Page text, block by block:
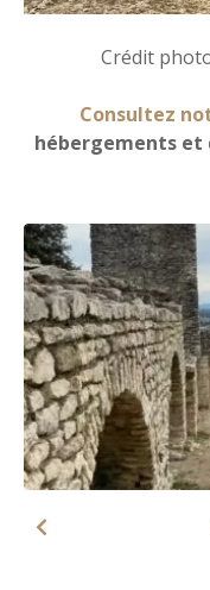
Crédit
Consultez
hébergements et